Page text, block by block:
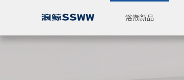
浴潮新品